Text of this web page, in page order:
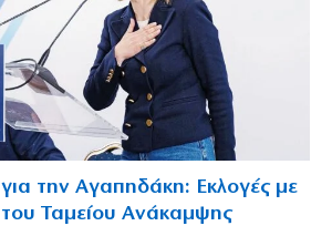
την Αγαπηδάκη: Εκλογές με
Ταμείου Ανάκαμψης